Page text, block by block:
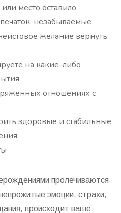
место оставило
незабываемые
желание вернуть
на какие-либо
отношениях с
здоровые и стабильные
пролечиваются
эмоции, страхи,
происходит ваше